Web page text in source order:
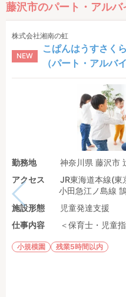
藤沢市のパート・アルバ
株式会社湘南の虹
NEW
こぱんはうすさく
（パート・アルバ
勤務地
神奈川県 藤沢市
アクセス
JR東海道本線(東
小田急江ノ島線
施設形態
児童発達支援
仕事内容
＜保育士・児童
小規模園 残業5時間以内